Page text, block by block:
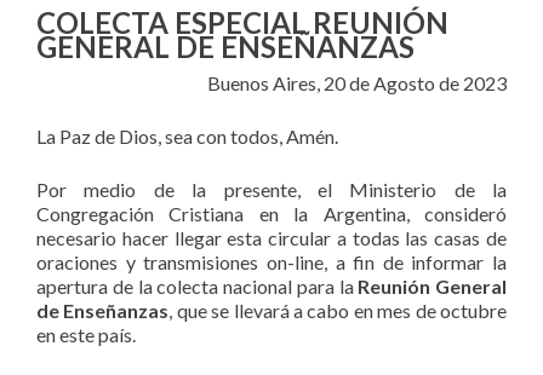
COLECTA ESPECIAL REUNIÓN
GENERAL DE ENSEÑANZAS
Buenos Aires, 20 de Agosto de 2023
La Paz de Dios, sea con todos, Amén.
Por medio de la presente, el Ministerio de la
Congregación Cristiana en la Argentina, consideró
necesario hacer llegar esta circular a todas las casas de
oraciones y transmisiones on-line, a fin de informar la
apertura de la colecta nacional para la Reunión General
de Enseñanzas, que se llevará a cabo en mes de octubre
en este país.